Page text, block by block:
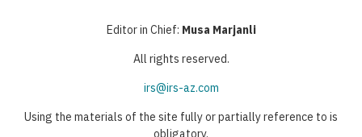
Editor in Chief: Musa Marjanli
All rights reserved.
irs@irs-az.com
Using the materials of the site fully or partially reference to is
obligatory.